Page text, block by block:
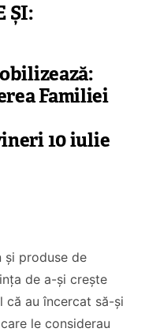
fondatorul
lui
CITEȘTE
ȘI:
Familiei
10 iulie
și produse de
de a-și crește
că au încercat să-și
le considerau